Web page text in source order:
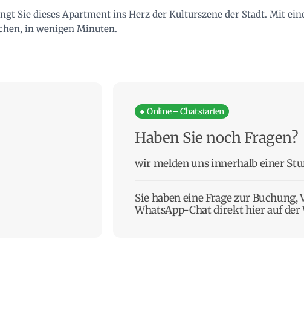
Sie dieses Apartment ins Herz der Kulturszene der Stadt. Mit
in wenigen Minuten.
● Online – Chat starten
Haben Sie noch Fragen?
wir melden uns innerhalb einer
Sie haben eine Frage zur
WhatsApp-Chat direkt hier auf der